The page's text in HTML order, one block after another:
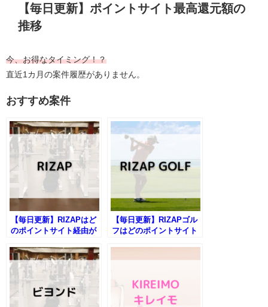
【毎日更新】ポイントサイト最高還元額の
推移
今、お得なタイミング！？
直近1カ月の案件履歴がありません。
おすすめ案件
【毎日更新】RIZAPはど
のポイントサイト経由が
【毎日更新】RIZAPゴル
フはどのポイントサイト